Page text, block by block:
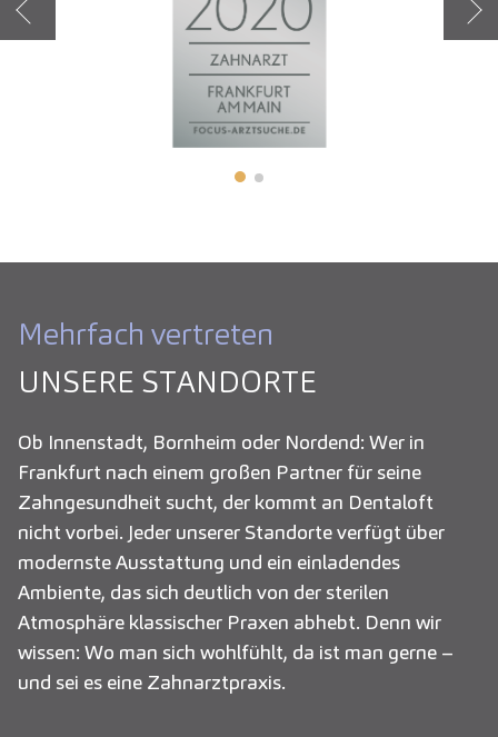
Mehrfach vertreten
UNSERE STANDORTE
Ob Innenstadt, Bornheim oder Nordend: Wer in
Frankfurt nach einem großen Partner für seine
Zahngesundheit sucht, der kommt an Dentaloft
nicht vorbei. Jeder unserer Standorte verfügt über
modernste Ausstattung und ein einladendes
Ambiente, das sich deutlich von der sterilen
Atmosphäre klassischer Praxen abhebt. Denn wir
wissen: Wo man sich wohlfühlt, da ist man gerne –
und sei es eine Zahnarztpraxis.